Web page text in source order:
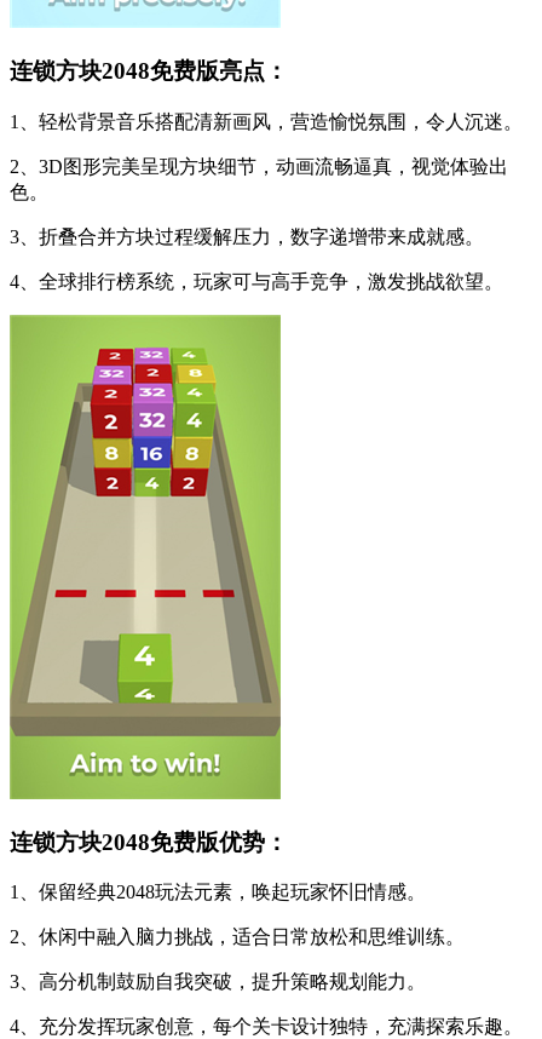
连锁方块2048免费版亮点：
1、轻松背景音乐搭配清新画风，营造愉悦氛围，令人沉迷。
2、3D图形完美呈现方块细节，动画流畅逼真，视觉体验出
色。
3、折叠合并方块过程缓解压力，数字递增带来成就感。
4、全球排行榜系统，玩家可与高手竞争，激发挑战欲望。
连锁方块2048免费版优势：
1、保留经典2048玩法元素，唤起玩家怀旧情感。
2、休闲中融入脑力挑战，适合日常放松和思维训练。
3、高分机制鼓励自我突破，提升策略规划能力。
4、充分发挥玩家创意，每个关卡设计独特，充满探索乐趣。